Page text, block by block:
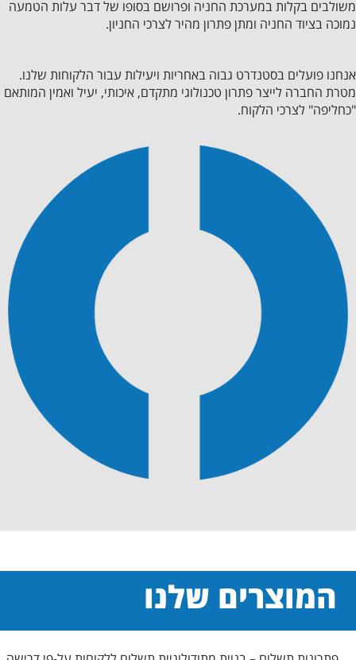
משולבים בקלות במערכת החניה ופרושם בסופו של דבר עלות הטמעה
נמוכה בציוד החניה ומתן פתרון מהיר לצרכי החניון.
אנחנו פועלים בסטנדרט גבוה באחריות ויעילות עבור הלקוחות שלנו.
מטרת החברה לייצר פתרון טכנולוגי מתקדם, איכותי, יעיל ואמין המותאם
"כחליפה" לצרכי הלקוח.
המוצרים שלנו